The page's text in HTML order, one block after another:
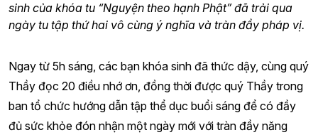
sinh của khóa tu “Nguyện theo hạnh Phật” đã trải qua
ngày tu tập thứ hai vô cùng ý nghĩa và tràn đầy pháp vị.
Ngay từ 5h sáng, các bạn khóa sinh đã thức dậy, cùng quý
Thầy đọc 20 điều nhớ ơn, đồng thời được quý Thầy trong
ban tổ chức hướng dẫn tập thể dục buổi sáng để có đầy
đủ sức khỏe đón nhận một ngày mới với tràn đầy năng